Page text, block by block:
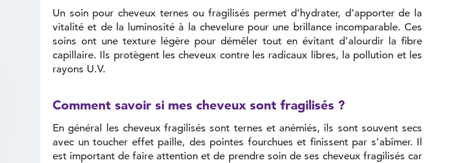
Un soin pour cheveux ternes ou fragilisés permet d’hydrater, d’apporter de la
vitalité et de la luminosité à la chevelure pour une brillance incomparable. Ces
soins ont une texture légère pour démêler tout en évitant d’alourdir la fibre
capillaire. Ils protègent les cheveux contre les radicaux libres, la pollution et les
rayons U.V.
Comment savoir si mes cheveux sont fragilisés ?
En général les cheveux fragilisés sont ternes et anémiés, ils sont souvent secs
avec un toucher effet paille, des pointes fourchues et finissent par s’abîmer. Il
est important de faire attention et de prendre soin de ses cheveux fragilisés car